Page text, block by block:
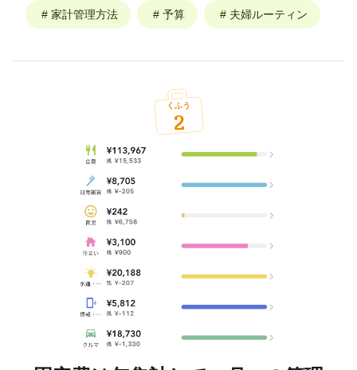
# 家計管理方法 # 予算 # 夫婦ルーティン
くふう
2